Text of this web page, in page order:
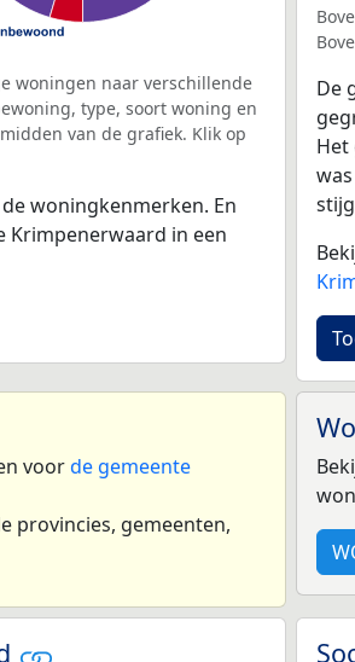
woningen naar verschillende
type, soort woning en
van de grafiek. Klik op
woningkenmerken. En
Krimpenerwaard in een
De
Het
voorde gemeente
provincies, gemeenten,